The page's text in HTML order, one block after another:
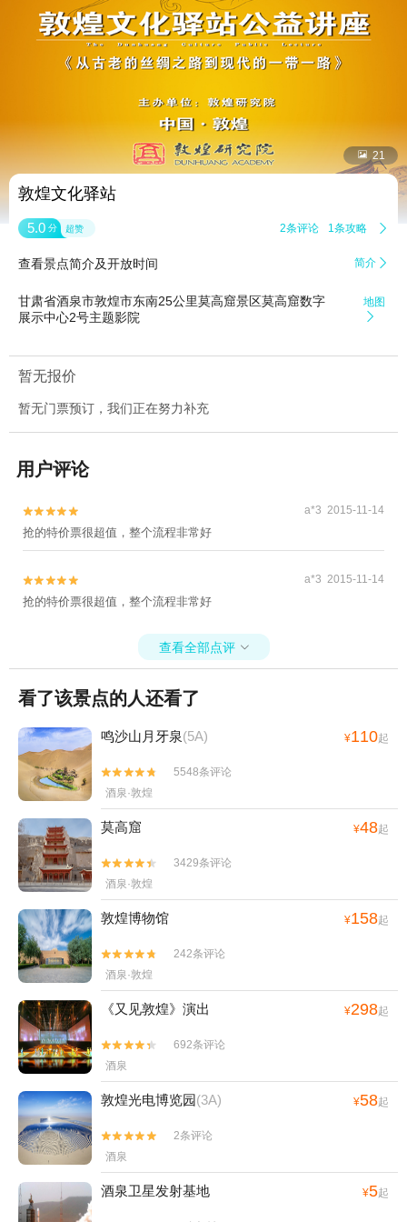
 21
敦煌文化驿站
5.0 分 超赞 2条评论 1条攻略 
查看景点简介及开放时间 简介 
甘肃省酒泉市敦煌市东南25公里莫高窟景区莫高窟数字
展示中心2号主题影院
地图

暂无报价
暂无门票预订，我们正在努力补充
用户评论

 a*3 2015-11-14
抢的特价票很超值，整个流程非常好

 a*3 2015-11-14
抢的特价票很超值，整个流程非常好
查看全部点评 
看了该景点的人还看了
鸣沙山月牙泉(5A) ¥110起


5548条评论
酒泉·敦煌
莫高窟 ¥48起


3429条评论
酒泉·敦煌
敦煌博物馆 ¥158起


242条评论
酒泉·敦煌
《又见敦煌》演出 ¥298起


692条评论
酒泉
敦煌光电博览园(3A) ¥58起


2条评论
酒泉
酒泉卫星发射基地 ¥5起